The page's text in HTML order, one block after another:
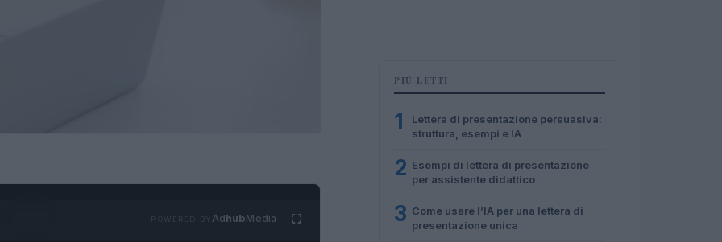
AdhubMedia
PIÙ LETTI
1
Lettera di presentazione persuasiva:
struttura, esempi e IA
2 Esempi di lettera di presentazione
per assistente didattico
3 Come usare l’IA per una lettera di
presentazione unica